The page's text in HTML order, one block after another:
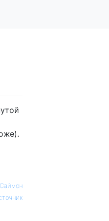
Саймон